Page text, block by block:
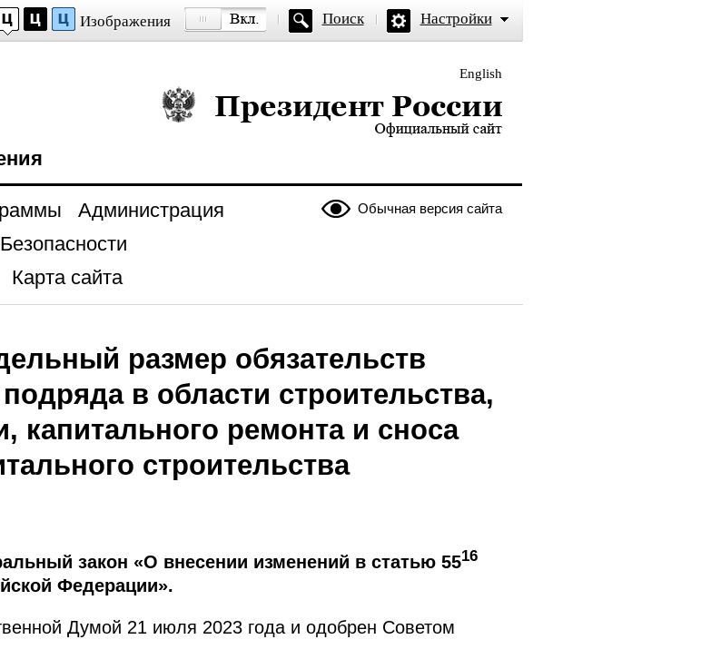
Изображения Поиск Настройки
English
Президент России — официальный сайт
Обычная версия сайта
Администрация
Карта сайта
размер обязательств
в области строительства,
капитального ремонта и сноса
строительства
закон «О внесении изменений в статью 5516
Федерации».
Думой 21 июля 2023 года и одобрен Советом